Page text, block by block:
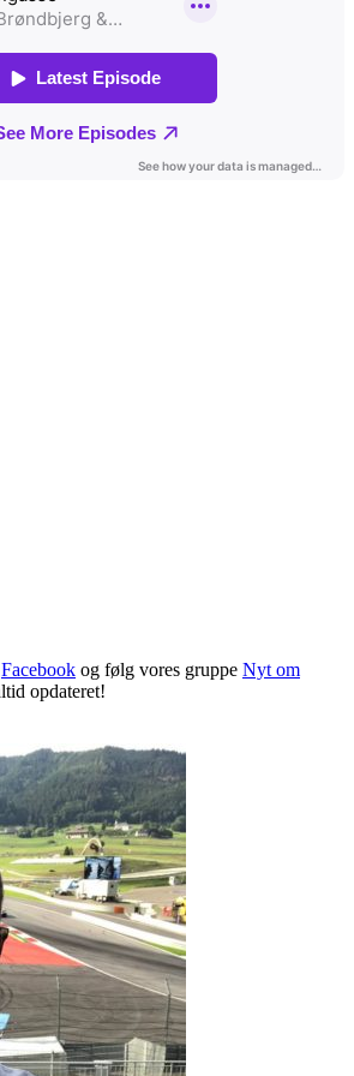
Facebook og følg vores gruppe Nyt om
opdateret!